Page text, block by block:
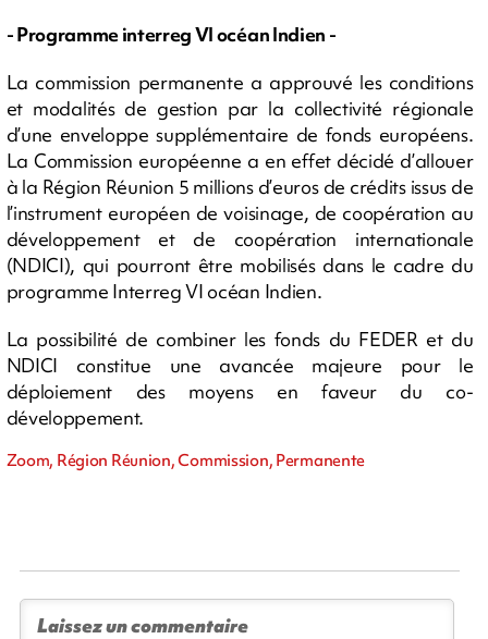
- Programme interreg VI océan Indien -
La commission permanente a approuvé les conditions
et modalités de gestion par la collectivité régionale
d’une enveloppe supplémentaire de fonds européens.
La Commission européenne a en effet décidé d’allouer
à la Région Réunion 5 millions d’euros de crédits issus de
l’instrument européen de voisinage, de coopération au
développement et de coopération internationale
(NDICI), qui pourront être mobilisés dans le cadre du
programme Interreg VI océan Indien.
La possibilité de combiner les fonds du FEDER et du
NDICI constitue une avancée majeure pour le
déploiement des moyens en faveur du co-
développement.
Zoom, Région Réunion, Commission, Permanente